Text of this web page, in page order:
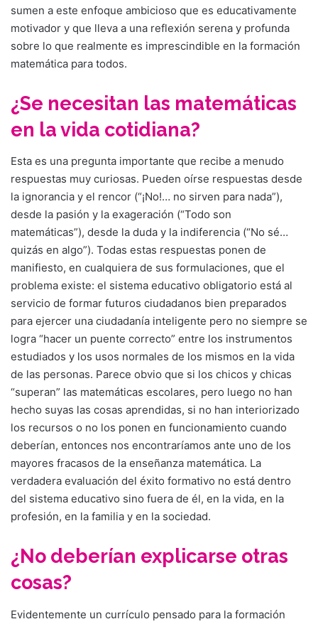
sumen a este enfoque ambicioso que es educativamente
motivador y que lleva a una reflexión serena y profunda
sobre lo que realmente es imprescindible en la formación
matemática para todos.
¿Se necesitan las matemáticas
en la vida cotidiana?
Esta es una pregunta importante que recibe a menudo
respuestas muy curiosas. Pueden oírse respuestas desde
la ignorancia y el rencor (“¡No!… no sirven para nada”),
desde la pasión y la exageración (“Todo son
matemáticas”), desde la duda y la indiferencia (“No sé…
quizás en algo”). Todas estas respuestas ponen de
manifiesto, en cualquiera de sus formulaciones, que el
problema existe: el sistema educativo obligatorio está al
servicio de formar futuros ciudadanos bien preparados
para ejercer una ciudadanía inteligente pero no siempre se
logra “hacer un puente correcto” entre los instrumentos
estudiados y los usos normales de los mismos en la vida
de las personas. Parece obvio que si los chicos y chicas
“superan” las matemáticas escolares, pero luego no han
hecho suyas las cosas aprendidas, si no han interiorizado
los recursos o no los ponen en funcionamiento cuando
deberían, entonces nos encontraríamos ante uno de los
mayores fracasos de la enseñanza matemática. La
verdadera evaluación del éxito formativo no está dentro
del sistema educativo sino fuera de él, en la vida, en la
profesión, en la familia y en la sociedad.
¿No deberían explicarse otras
cosas?
Evidentemente un currículo pensado para la formación